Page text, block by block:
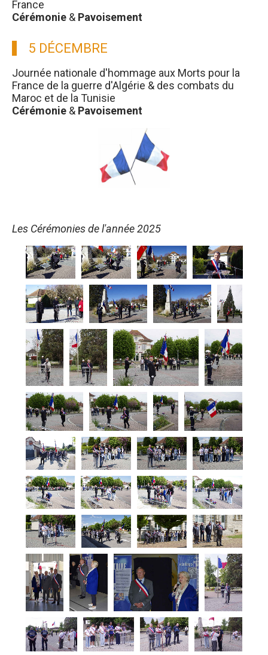
France
Cérémonie & Pavoisement
5 DÉCEMBRE
Journée nationale d'hommage aux Morts pour la
France de la guerre d'Algérie & des combats du
Maroc et de la Tunisie
Cérémonie & Pavoisement
Les Cérémonies de l'année 2025